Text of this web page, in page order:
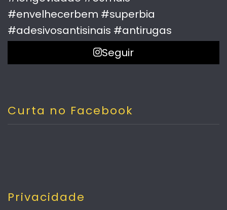
Seguir
Curta no Facebook
Privacidade